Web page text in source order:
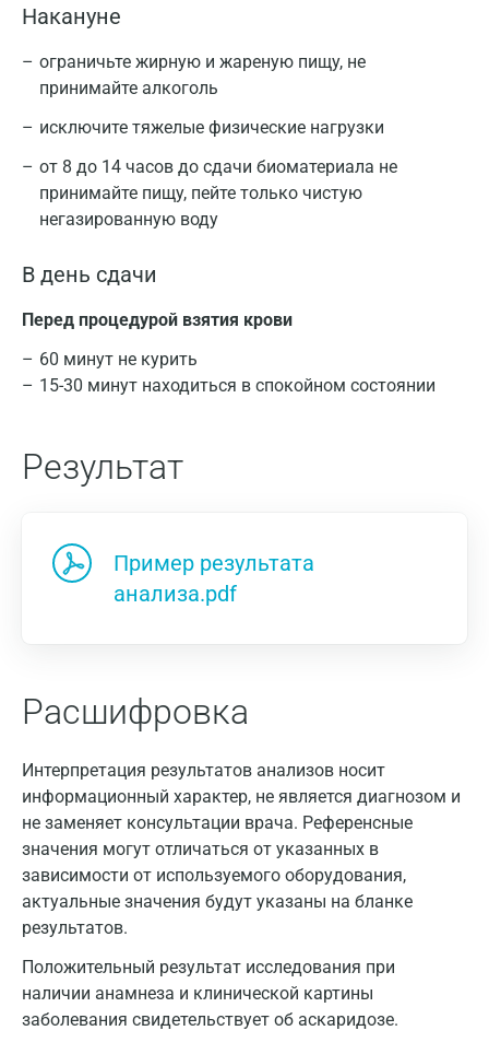
Накануне
ограничьте жирную и жареную пищу, не
принимайте алкоголь
исключите тяжелые физические нагрузки
от 8 до 14 часов до сдачи биоматериала не
принимайте пищу, пейте только чистую
негазированную воду
В день сдачи
Перед процедурой взятия крови
60 минут не курить
15-30 минут находиться в спокойном состоянии
Результат
Пример результата
анализа.pdf
Расшифровка
Интерпретация результатов анализов носит
информационный характер, не является диагнозом и
не заменяет консультации врача. Референсные
значения могут отличаться от указанных в
зависимости от используемого оборудования,
актуальные значения будут указаны на бланке
результатов.
Положительный результат исследования при
наличии анамнеза и клинической картины
заболевания свидетельствует об аскаридозе.